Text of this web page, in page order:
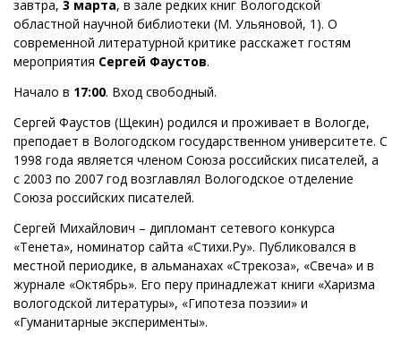
завтра, 3 марта, в зале редких книг Вологодской
областной научной библиотеки (М. Ульяновой, 1). О
современной литературной критике расскажет гостям
мероприятия Сергей Фаустов.
Начало в 17:00. Вход свободный.
Сергей Фаустов (Щекин) родился и проживает в Вологде,
преподает в Вологодском государственном университете. С
1998 года является членом Союза российских писателей, а
с 2003 по 2007 год возглавлял Вологодское отделение
Союза российских писателей.
Сергей Михайлович – дипломант сетевого конкурса
«Тенета», номинатор сайта «Стихи.Ру». Публиковался в
местной периодике, в альманахах «Стрекоза», «Свеча» и в
журнале «Октябрь». Его перу принадлежат книги «Харизма
вологодской литературы», «Гипотеза поэзии» и
«Гуманитарные эксперименты».